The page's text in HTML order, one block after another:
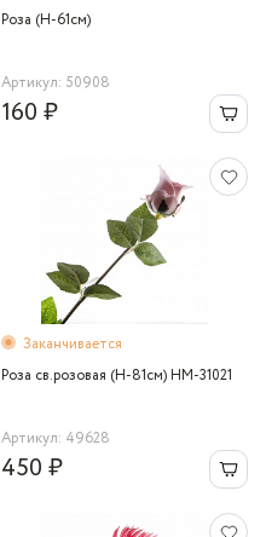
Роза (Н-61см)
Артикул: 50908
160 ₽
Заканчивается
Роза св.розовая (H-81см) HM-31021
Артикул: 49628
450 ₽